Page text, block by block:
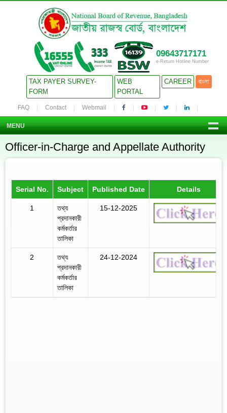
09643717171
e-Return Hotline Number
TAX PAYER SURVEY-
FORM
WEB
PORTAL
CAREER বাংলা
FAQ Contact Webmail
MENU
Officer-in-Charge and Appellate Authority
Serial No. Subject Published Date Details
1
তথ্য
প্রদানকারী
কর্মকর্তার
তালিকা
15-12-2025
2
তথ্য
প্রদানকারী
কর্মকর্তার
তালিকা
24-12-2024